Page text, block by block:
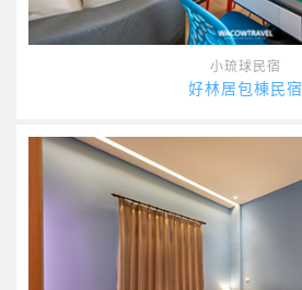
小琉球民宿
好林居包棟民宿